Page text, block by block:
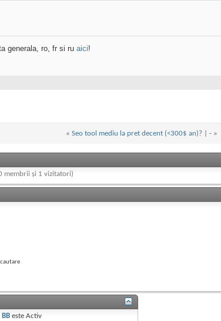
generala, ro, fr si ru aici!
« Seo tool mediu la pret decent (<300$ an)? | - »
membrii și 1 vizitatori)
esteActiv